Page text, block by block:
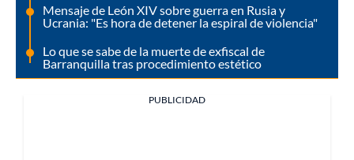
Mensaje de León XIV sobre guerra en Rusia y
Ucrania: "Es hora de detener la espiral de violencia"
Lo que se sabe de la muerte de exfiscal de
Barranquilla tras procedimiento estético
PUBLICIDAD